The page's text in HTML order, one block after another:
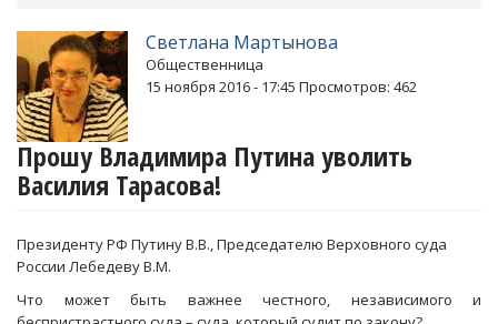
Светлана Мартынова
Общественница
15 ноября 2016 - 17:45 Просмотров: 462
Прошу Владимира Путина уволить
Василия Тарасова!
Президенту РФ Путину В.В., Председателю Верховного суда
России Лебедеву В.М.
Что может быть важнее честного, независимого и